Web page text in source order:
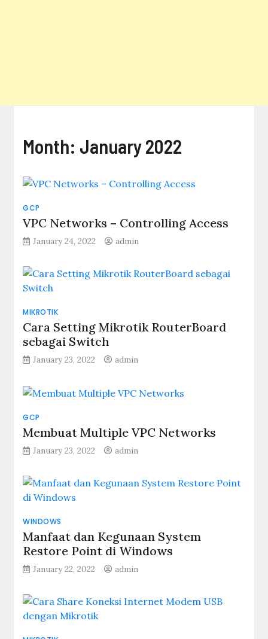
Month: January 2022
GCP
VPC Networks – Controlling Access
January 24, 2022 admin
MIKROTIK
Cara Setting Mikrotik RouterBoard
sebagai Switch
January 23, 2022 admin
GCP
Membuat Multiple VPC Networks
January 23, 2022 admin
WINDOWS
Manfaat dan Kegunaan System
Restore Point di Windows
January 22, 2022 admin